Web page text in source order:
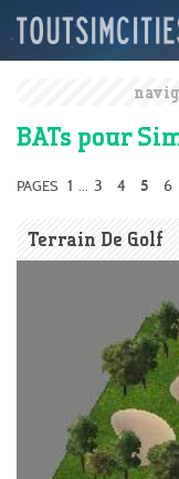
BATs pour
PAGES 1 ... 3 4 5 6
Terrain De Golf